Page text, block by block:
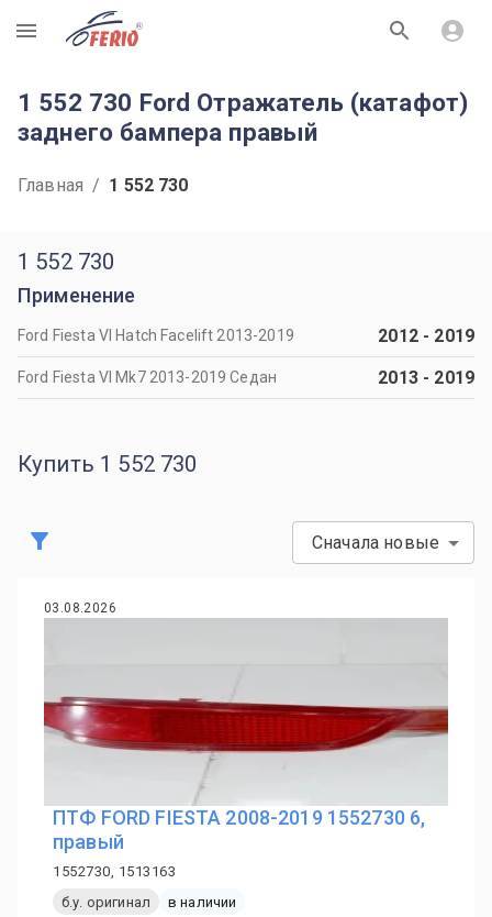
R
1 552 730 Ford Отражатель (катафот)
заднего бампера правый
Главная / 1 552 730
1 552 730
Применение
Ford Fiesta VI Hatch Facelift 2013-2019 2012- 2019
Ford Fiesta VI Mk7 2013-2019 Седан 2013- 2019
Купить 1 552 730
Сначала новые
03.08.2026
ПТФ FORD FIESTA 2008-2019 1552730 6,
правый
1552730, 1513163
б.у. оригинал
в наличии